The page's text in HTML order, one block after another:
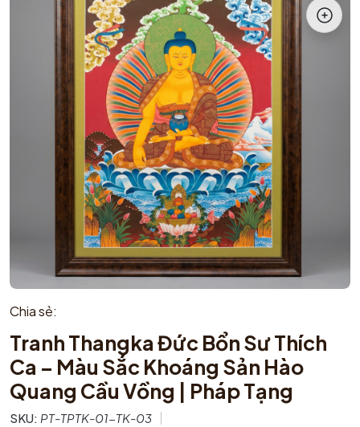
Chia sẻ:
Tranh Thangka Đức Bổn Sư Thích
Ca – Màu Sắc Khoáng Sản Hào
Quang Cầu Vồng | Pháp Tạng
SKU: PT-TPTK-01-TK-03